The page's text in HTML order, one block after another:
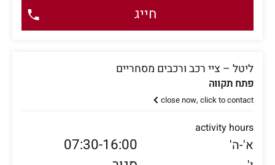
חייג
ליטל – ציי רכב ורכבים מסחריים
פתח תקווה
close now, click to contact
activity hours
א'-ה' 07:30-16:00